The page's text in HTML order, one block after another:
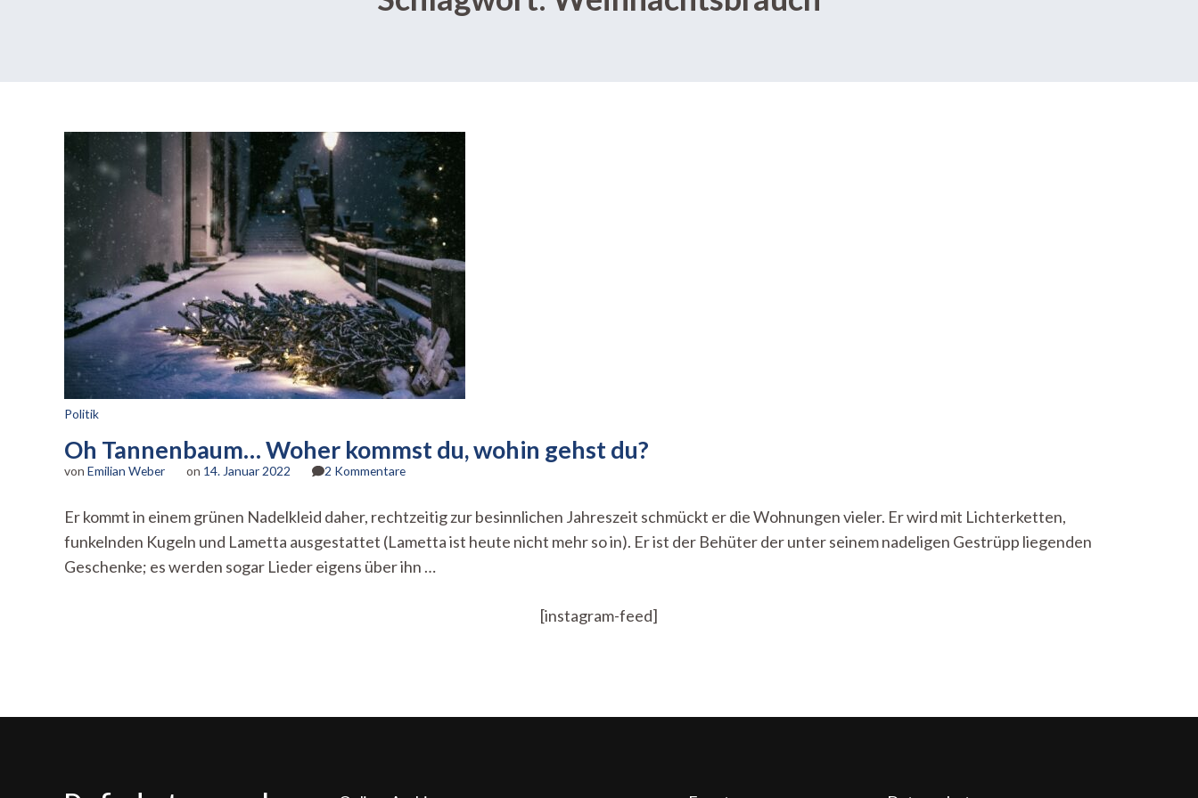
Politik
Oh Tannenbaum… Woher kommst du, wohin gehst du?
von Emilian Weber on 14. Januar 2022 2 Kommentarezu
Woher
kommst
du,
wohin
Er kommt in einem grünen Nadelkleid daher, rechtzeitig zur besinnlichen Jahreszeit schmückt er die Wohnungen vieler. Er wird mit Lichterketten,
funkelnden Kugeln und Lametta ausgestattet (Lametta ist heute nicht mehr so in). Er ist der Behüter der unter seinem nadeligen Gestrüpp liegenden
Geschenke; es werden sogar Lieder eigens über ihn …
[instagram-feed]